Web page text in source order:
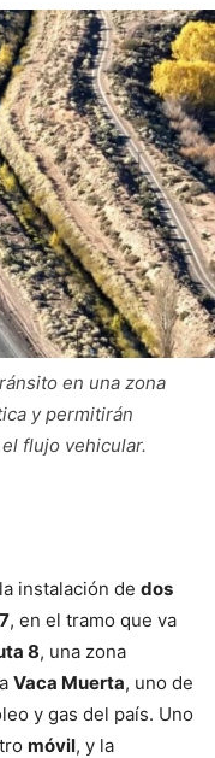
en una zona
y permitirán
flujo vehicular.
instalación de dos
, en el tramo que va
8, una zona
Vaca Muerta, uno de
y gas del país. Uno
móvil, y la